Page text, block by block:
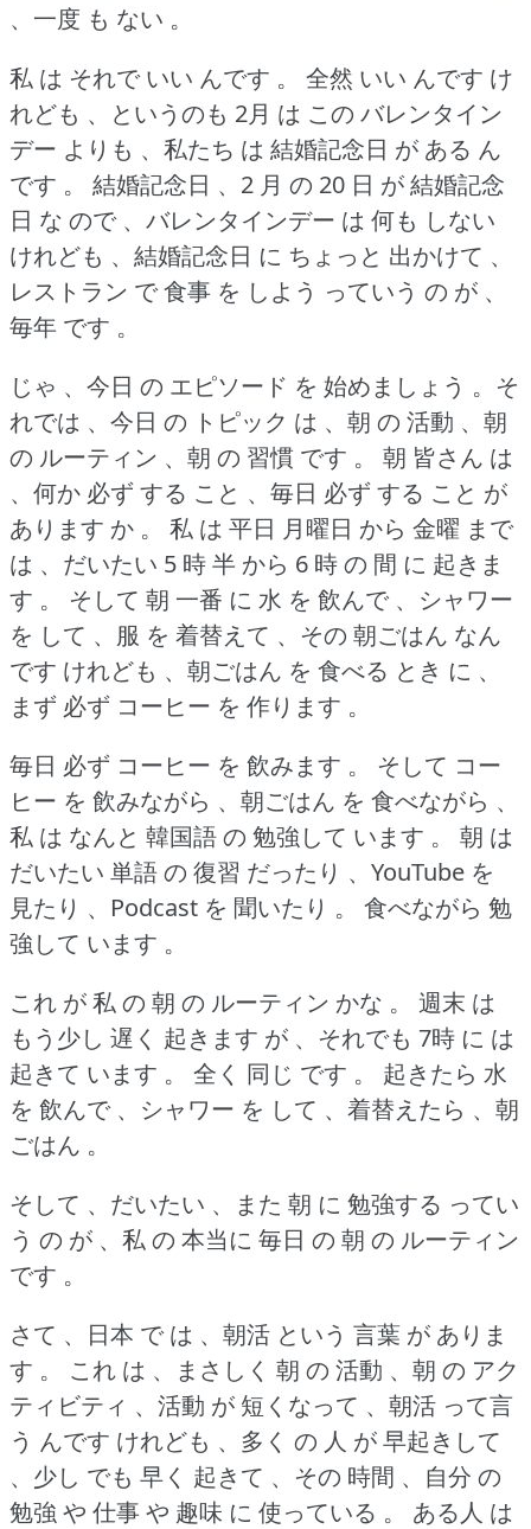
、一度 も ない 。
私 は それで いい んです 。
全然 いい んです け
れども 、というのも 2月 は この バレンタイン
デー よりも 、私たち は 結婚記念日 が ある ん
です 。
結婚記念日 、2 月 の 20 日 が 結婚記念
日 な ので 、バレンタインデー は 何も しない
けれども 、結婚記念日 に ちょっと 出かけて 、
レストラン で 食事 を しよう っていう の が 、
毎年 です 。
じゃ 、今日 の エピソード を 始めましょう 。そ
れでは 、今日 の トピック は 、朝 の 活動 、朝
の ルーティン 、朝 の 習慣 です 。
朝 皆さん は
、何か 必ず する こと 、毎日 必ず する こと が
あります か 。
私 は 平日 月曜日 から 金曜 まで
は 、だいたい 5 時 半 から 6 時 の 間 に 起きま
す 。
そして 朝 一番 に 水 を 飲んで 、シャワー
を して 、服 を 着替えて 、その 朝ごはん なん
です けれども 、朝ごはん を 食べる とき に 、
まず 必ず コーヒー を 作ります 。
毎日 必ず コーヒー を 飲みます 。
そして コー
ヒー を 飲みながら 、朝ごはん を 食べながら 、
私 は なんと 韓国語 の 勉強して います 。
朝 は
だいたい 単語 の 復習 だったり 、YouTube を
見たり 、Podcast を 聞いたり 。
食べながら 勉
強して います 。
これ が 私 の 朝 の ルーティン かな 。
週末 は
もう少し 遅く 起きます が 、それでも 7時 に は
起きて います 。
全く 同じ です 。
起きたら 水
を 飲んで 、シャワー を して 、着替えたら 、朝
ごはん 。
そして 、だいたい 、また 朝 に 勉強する ってい
う の が 、私 の 本当に 毎日 の 朝 の ルーティン
です 。
さて 、日本 で は 、朝活 という 言葉 が ありま
す 。
これ は 、まさしく 朝 の 活動 、朝 の アク
ティビティ 、活動 が 短くなって 、朝活 って言
う んです けれども 、多く の 人 が 早起きして
、少し でも 早く 起きて 、その 時間 、自分 の
勉強 や 仕事 や 趣味 に 使っている 。
ある人 は